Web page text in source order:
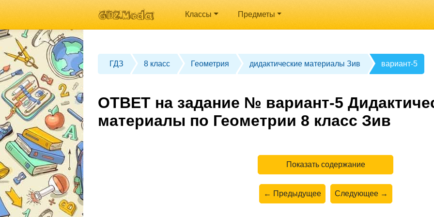
Классы Предметы
ГДЗ 8 класс Геометрия дидактические материалы Зив вариант-5
ОТВЕТ на задание № вариант-5
материалы по Геометрии 8 класс Зив
Показать содержание
← Предыдущее Следующее →